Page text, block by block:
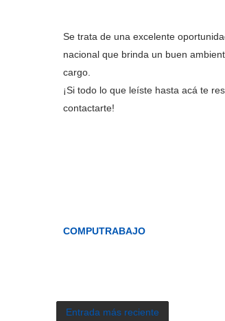
Se trata de una excelente
nacional que brinda un buen
cargo.
¡Si todo lo que leíste hasta acá te
contactarte!
COMPUTRABAJO
Entrada más reciente